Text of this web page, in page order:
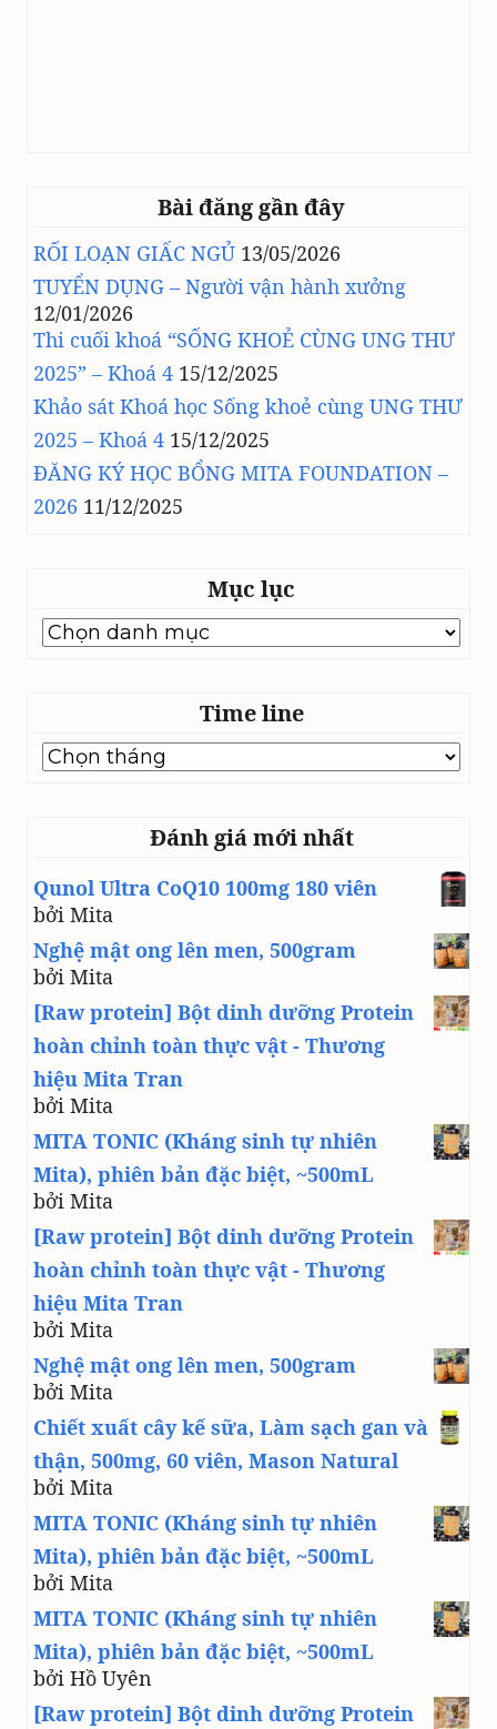
Bài đăng gần đây
RỐI LOẠN GIẤC NGỦ 13/05/2026
TUYỂN DỤNG – Người vận hành xưởng
12/01/2026
Thi cuối khoá “SỐNG KHOẺ CÙNG UNG THƯ
2025” – Khoá 4 15/12/2025
Khảo sát Khoá học Sống khoẻ cùng UNG THƯ
2025 – Khoá 4 15/12/2025
ĐĂNG KÝ HỌC BỔNG MITA FOUNDATION –
2026 11/12/2025
Mục lục
Mục
lục
Time line
Time
line
Đánh giá mới nhất
Qunol Ultra CoQ10 100mg 180 viên
bởi Mita
Nghệ mật ong lên men, 500gram
bởi Mita
[Raw protein] Bột dinh dưỡng Protein
hoàn chỉnh toàn thực vật - Thương
hiệu Mita Tran
bởi Mita
MITA TONIC (Kháng sinh tự nhiên
Mita), phiên bản đặc biệt, ~500mL
bởi Mita
[Raw protein] Bột dinh dưỡng Protein
hoàn chỉnh toàn thực vật - Thương
hiệu Mita Tran
bởi Mita
Nghệ mật ong lên men, 500gram
bởi Mita
Chiết xuất cây kế sữa, Làm sạch gan và
thận, 500mg, 60 viên, Mason Natural
bởi Mita
MITA TONIC (Kháng sinh tự nhiên
Mita), phiên bản đặc biệt, ~500mL
bởi Mita
MITA TONIC (Kháng sinh tự nhiên
Mita), phiên bản đặc biệt, ~500mL
bởi Hồ Uyên
[Raw protein] Bột dinh dưỡng Protein